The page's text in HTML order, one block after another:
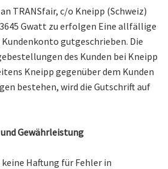
TRANSfair, c/o Kneipp (Schweiz)
Gwatt zu erfolgen Eine allfällige
Kundenkonto gutgeschrieben. Die
des Kunden bei Kneipp
Kneipp gegenüber dem Kunden
bestehen, wird die Gutschrift auf
Gewährleistung
Haftung für Fehler in